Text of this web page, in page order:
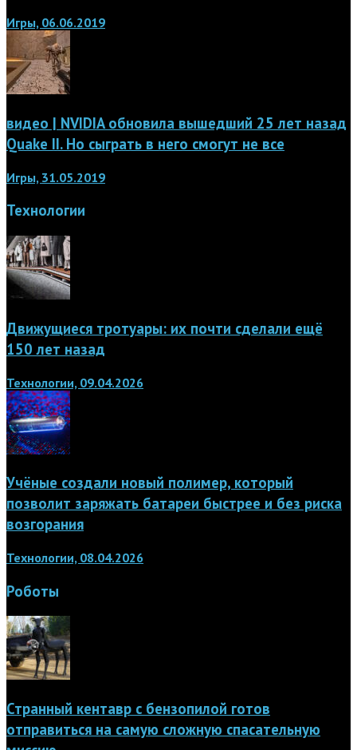
Игры, 06.06.2019
видео | NVIDIA обновила вышедший 25 лет назад
Quake II. Но сыграть в него смогут не все
Игры, 31.05.2019
Технологии
Движущиеся тротуары: их почти сделали ещё
150 лет назад
Технологии, 09.04.2026
Учёные создали новый полимер, который
позволит заряжать батареи быстрее и без риска
возгорания
Технологии, 08.04.2026
Роботы
Странный кентавр с бензопилой готов
отправиться на самую сложную спасательную